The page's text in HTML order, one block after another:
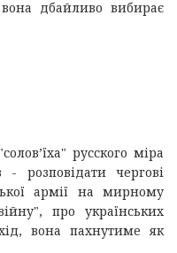
дбайливо вибирає
русского міра
розповідати чергові
армії на мирному
про українських
вона пахнутиме як